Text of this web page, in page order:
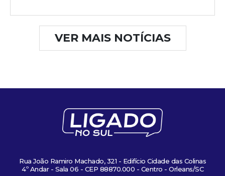
VER MAIS NOTÍCIAS
Rua João Ramiro Machado, 321 - Edifício Cidade das Colinas
4º Andar - Sala 06 - CEP 88870.000 - Centro - Orleans/SC